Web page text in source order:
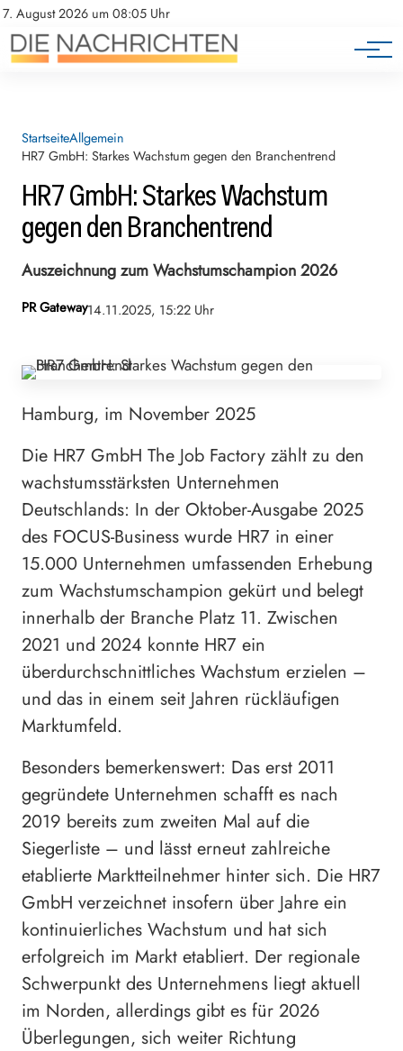
7. August 2026 um 08:05 Uhr
StartseiteAllgemein
HR7 GmbH: Starkes Wachstum gegen den Branchentrend
HR7 GmbH: Starkes Wachstum
gegen den Branchentrend
Auszeichnung zum Wachstumschampion 2026
PR Gateway14.11.2025, 15:22 Uhr
Hamburg, im November 2025
Die HR7 GmbH The Job Factory zählt zu den
wachstumsstärksten Unternehmen
Deutschlands: In der Oktober-Ausgabe 2025
des FOCUS-Business wurde HR7 in einer
15.000 Unternehmen umfassenden Erhebung
zum Wachstumschampion gekürt und belegt
innerhalb der Branche Platz 11. Zwischen
2021 und 2024 konnte HR7 ein
überdurchschnittliches Wachstum erzielen –
und das in einem seit Jahren rückläufigen
Marktumfeld.
Besonders bemerkenswert: Das erst 2011
gegründete Unternehmen schafft es nach
2019 bereits zum zweiten Mal auf die
Siegerliste – und lässt erneut zahlreiche
etablierte Marktteilnehmer hinter sich. Die HR7
GmbH verzeichnet insofern über Jahre ein
kontinuierliches Wachstum und hat sich
erfolgreich im Markt etabliert. Der regionale
Schwerpunkt des Unternehmens liegt aktuell
im Norden, allerdings gibt es für 2026
Überlegungen, sich weiter Richtung